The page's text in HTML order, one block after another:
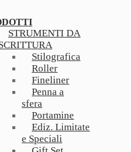
STRUMENTI DA
Stilografica
Roller
Fineliner
Penna a
sfera
Portamine
Ediz. Limitate
e Speciali